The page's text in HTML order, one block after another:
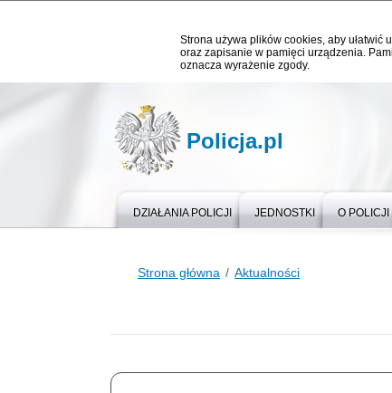
Strona używa plików cookies, aby ułatwić
oraz zapisanie w pamięci urządzenia.
oznacza wyrażenie zgody.
Policja.pl
DZIAŁANIA POLICJI JEDNOSTKI O POLICJI
Strona główna Aktualności